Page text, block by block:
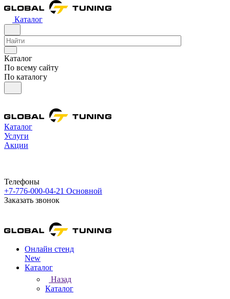
Каталог
Каталог
По всему сайту
По каталогу
Каталог
Услуги
Акции
Телефоны
+7-776-000-04-21 Основной
Заказать звонок
Онлайн стенд
New
Каталог
Назад
Каталог